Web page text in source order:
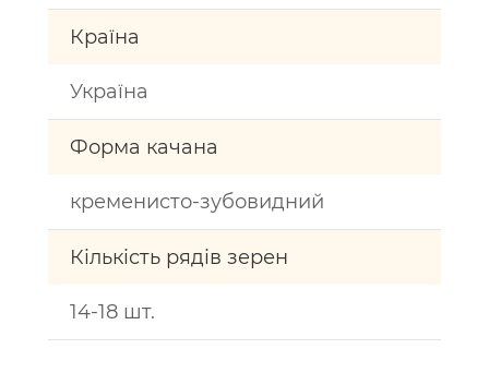
Країна
Україна
Форма качана
кременисто-зубовидний
Кількість рядів зерен
14-18 шт.